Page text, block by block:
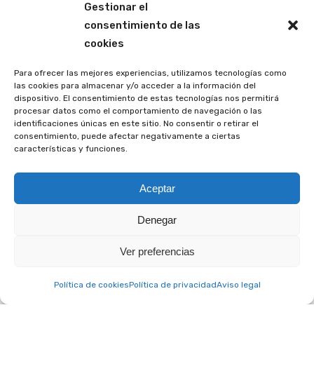
Gestionar el
consentimiento de las
cookies
Para ofrecer las mejores experiencias, utilizamos tecnologías como
las cookies para almacenar y/o acceder a la información del
dispositivo. El consentimiento de estas tecnologías nos permitirá
procesar datos como el comportamiento de navegación o las
identificaciones únicas en este sitio. No consentir o retirar el
consentimiento, puede afectar negativamente a ciertas
características y funciones.
Aceptar
Denegar
Ver preferencias
Política de cookiesPolítica de privacidadAviso legal
Política de privacidad|Política de cookies